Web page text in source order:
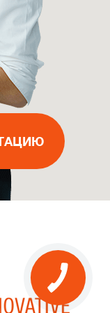
КНОПКА
ЗВ'ЯЗКУ